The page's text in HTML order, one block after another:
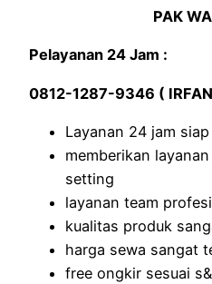
PAK
Pelayanan 24 Jam :
0812-1287-9346 (
Layanan 24 jam
memberikan
setting
layanan team
kualitas produk
harga sewa sangat
free ongkir sesuai